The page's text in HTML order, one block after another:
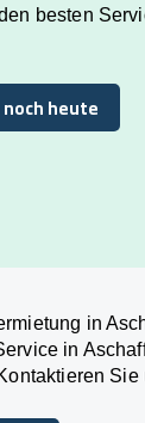
besten
heute
heute
in
in
Sie